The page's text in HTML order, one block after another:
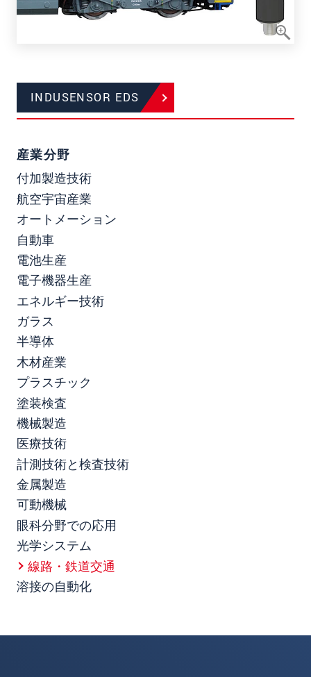
INDUSENSOR EDS
産業分野
付加製造技術
航空宇宙産業
オートメーション
自動車
電池生産
電子機器生産
エネルギー技術
ガラス
半導体
木材産業
プラスチック
塗装検査
機械製造
医療技術
計測技術と検査技術
金属製造
可動機械
眼科分野での応用
光学システム
線路・鉄道交通
溶接の自動化